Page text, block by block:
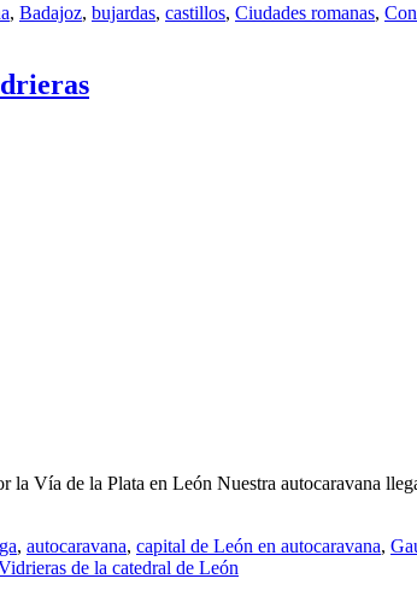
, Badajoz, bujardas, castillos, Ciudades romanas,
la Vía de la Plata en León Nuestra autocaravana
, autocaravana, capital de León en autocaravana,
de la catedral de León